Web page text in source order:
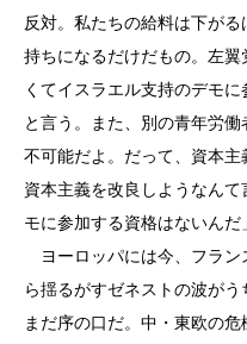
反対。私たちの給料は下が
持ちになるだけだもの。左
くてイスラエル支持のデモに
と言う。また、別の青年労
不可能だよ。だって、資本
資本主義を改良しようなん
モに参加する資格はないんだ
ヨーロッパには今、フラン
ら揺るがすゼネストの波が
まだ序の口だ。中・東欧の